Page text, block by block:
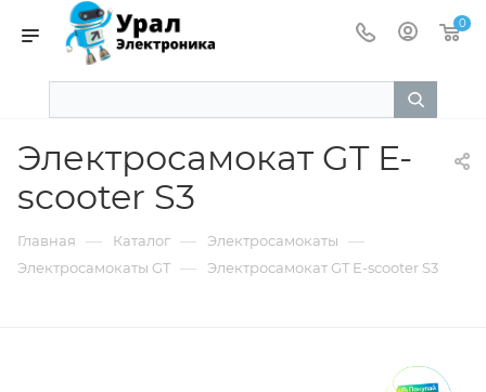
0
Электросамокат GT E-
scooter S3
Главная — Каталог — Электросамокаты —
Электросамокаты GT — Электросамокат GT E-scooter S3